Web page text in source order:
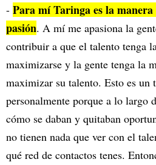
- Para mí Taringa es la
pasión. A mí me apasiona la
contribuir a que el talento tenga
maximizarse y la gente tenga la
maximizar su talento. Esto es un
personalmente porque a lo largo
cómo se daban y quitaban
no tienen nada que ver con el
qué red de contactos tenes.